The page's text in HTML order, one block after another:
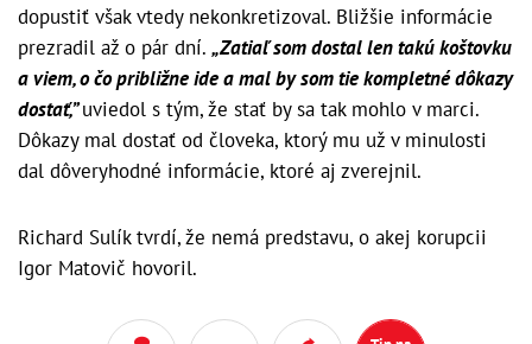
dopustiť však vtedy nekonkretizoval. Bližšie informácie
prezradil až o pár dní. „Zatiaľ som dostal len takú koštovku
a viem, o čo približne ide a mal by som tie kompletné dôkazy
dostať,”uviedol s tým, že stať by sa tak mohlo v marci.
Dôkazy mal dostať od človeka, ktorý mu už v minulosti
dal dôveryhodné informácie, ktoré aj zverejnil.
Richard Sulík tvrdí, že nemá predstavu, o akej korupcii
Igor Matovič hovoril.